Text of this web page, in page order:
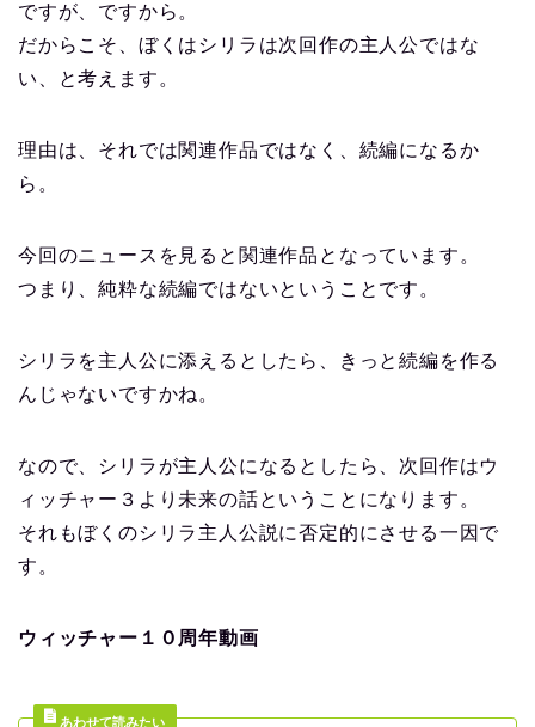
ですが、ですから。
だからこそ、ぼくはシリラは次回作の主人公ではな
い、と考えます。
理由は、それでは関連作品ではなく、続編になるか
ら。
今回のニュースを見ると関連作品となっています。
つまり、純粋な続編ではないということです。
シリラを主人公に添えるとしたら、きっと続編を作る
んじゃないですかね。
なので、シリラが主人公になるとしたら、次回作はウ
ィッチャー３より未来の話ということになります。
それもぼくのシリラ主人公説に否定的にさせる一因で
す。
ウィッチャー１０周年動画